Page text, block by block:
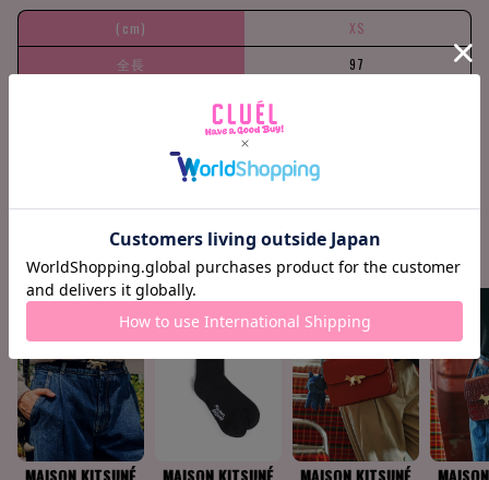
(cm)
XS
全長
97